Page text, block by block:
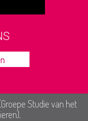
Studie van het